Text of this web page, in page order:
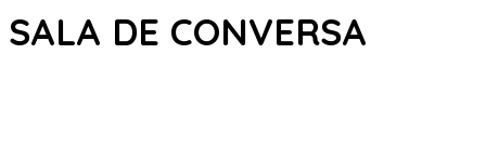
SALA DE CONVERSA